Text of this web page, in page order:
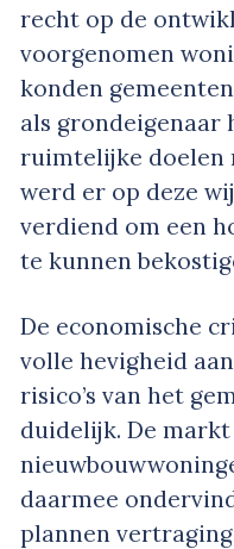
recht op de
voorgenomen
konden
als grondeigenaar
ruimtelijke doelen
werd er op deze
verdiend om een
te kunnen
De economische
volle hevigheid
risico’s van het
duidelijk. De
daarmee
plannen